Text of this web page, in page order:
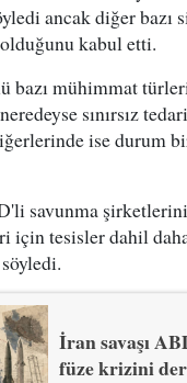
ancak diğer bazı
olduğunu kabul etti.
bazı mühimmat
sınırsız
ise durum
savunma
için tesisler dahil
İran savaşı
füze krizini